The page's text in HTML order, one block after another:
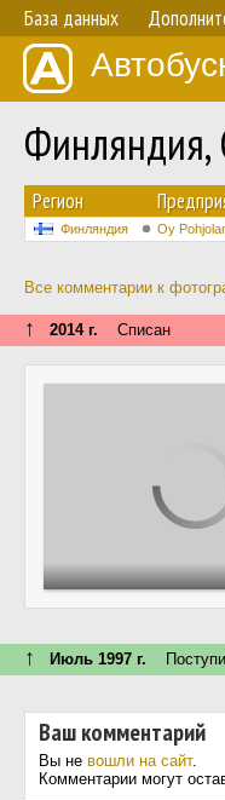
База данных
Финляндия,
Регион
Финляндия Oy
Все комментарии к
↑ 2014 г. Списан
↑ Июль 1997 г.
Ваш комментарий
Вы не вошли на сайт.
Комментарии могут